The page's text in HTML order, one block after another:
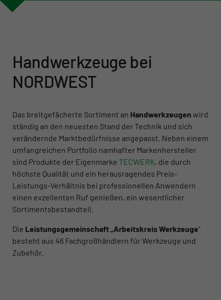
Handwerkzeuge bei
NORDWEST
Das breitgefächerte Sortiment an Handwerkzeugen wird
ständig an den neuesten Stand der Technik und sich
verändernde Marktbedürfnisse angepasst. Neben einem
umfangreichen Portfolio namhafter Markenhersteller
sind Produkte der Eigenmarke TECWERK, die durch
höchste Qualität und ein herausragendes Preis-
Leistungs-Verhältnis bei professionellen Anwendern
einen exzellenten Ruf genießen, ein wesentlicher
Sortimentsbestandteil.
Die Leistungsgemeinschaft „Arbeitskreis Werkzeuge“
besteht aus 46 Fachgroßhändlern für Werkzeuge und
Zubehör.